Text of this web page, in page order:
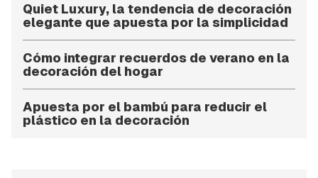
Quiet Luxury, la tendencia de decoración
elegante que apuesta por la simplicidad
Cómo integrar recuerdos de verano en la
decoración del hogar
Apuesta por el bambú para reducir el
plástico en la decoración